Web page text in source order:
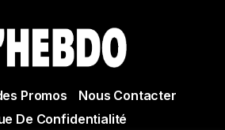
Promos
Nous Contacter
De Confidentialité